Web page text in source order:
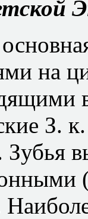
на
З.
Зубья